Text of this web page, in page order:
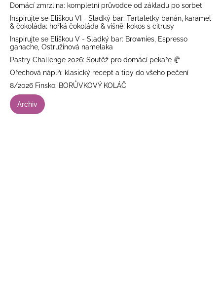
Domácí zmrzlina: kompletní průvodce od základu po sorbet
Inspirujte se Eliškou VI - Sladký bar: Tartaletky banán, karamel
& čokoláda; hořká čokoláda & višně; kokos s citrusy
Inspirujte se Eliškou V - Sladký bar: Brownies, Espresso
ganache, Ostružinová namelaka
Pastry Challenge 2026: Soutěž pro domácí pekaře 🥐
Ořechová náplň: klasický recept a tipy do všeho pečení
8/2026 Finsko: BORŮVKOVÝ KOLÁČ
Archiv